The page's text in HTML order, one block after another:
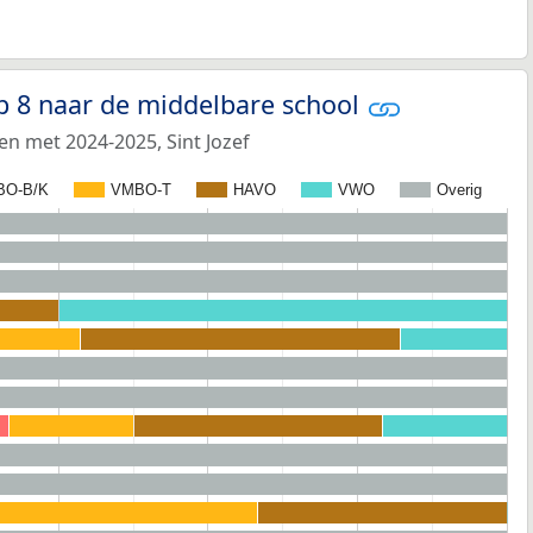
8 naar de middelbare school
met 2024-2025, Sint Jozef
B/K VMBO-T HAVO VWO Overig